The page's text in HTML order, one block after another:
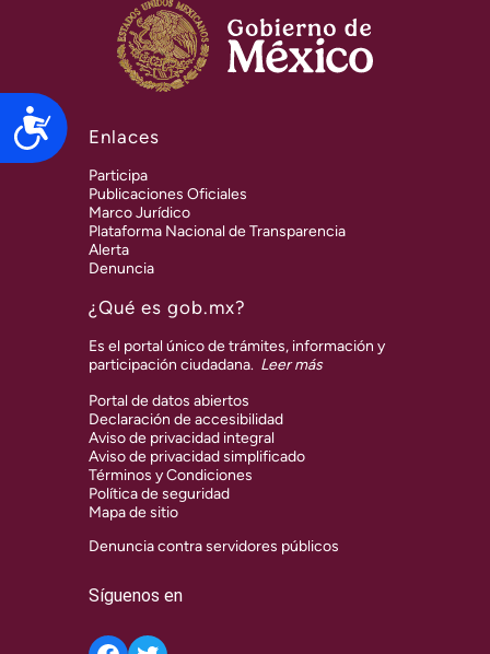
Accesibilidad
Enlaces
Participa
Publicaciones Oficiales
Marco Jurídico
Plataforma Nacional de Transparencia
Alerta
Denuncia
¿Qué es gob.mx?
Es el portal único de trámites, información y
participación ciudadana. Leer más
Portal de datos abiertos
Declaración de accesibilidad
Aviso de privacidad integral
Aviso de privacidad simplificado
Términos y Condiciones
Política de seguridad
Mapa de sitio
Denuncia contra servidores públicos
Síguenos en